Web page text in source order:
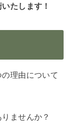
たします！
理由について
ませんか？